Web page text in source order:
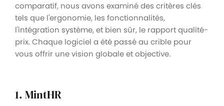
comparatif, nous avons examiné des critères clés
tels que l'ergonomie, les fonctionnalités,
l'intégration système, et bien sûr, le rapport qualité-
prix. Chaque logiciel a été passé au crible pour
vous offrir une vision globale et objective.
1. MintHR